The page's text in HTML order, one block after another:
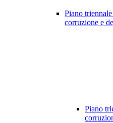
Piano
corruzione e
Piano